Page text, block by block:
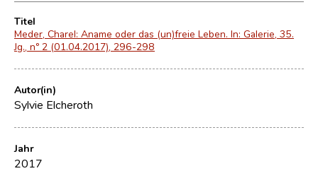
Titel
Meder, Charel: Aname oder das (un)freie Leben. In: Galerie, 35.
Jg., nº 2 (01.04.2017), 296-298
Autor(in)
Sylvie Elcheroth
Jahr
2017